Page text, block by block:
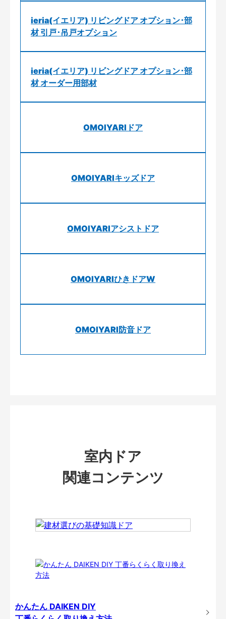
ieria(イエリア) リビングドア オプション･部
材 引戸･吊戸オプション
ieria(イエリア) リビングドア オプション･部
材 オーダー用部材
OMOIYARIドア
OMOIYARIキッズドア
OMOIYARIアシストドア
OMOIYARIひきドアW
OMOIYARI防音ドア
室内ドア
関連コンテンツ
かんたん DAIKEN DIY